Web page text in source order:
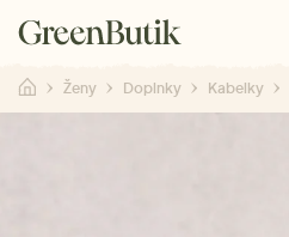
Ženy Doplnky Kabelky